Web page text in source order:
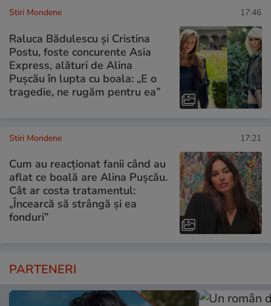
Stiri Mondene 17:46
Raluca Bădulescu și Cristina
Postu, foste concurente Asia
Express, alături de Alina
Pușcău în lupta cu boala: „E o
tragedie, ne rugăm pentru ea”
Stiri Mondene 17:21
Cum au reacționat fanii când au
aflat ce boală are Alina Pușcău.
Cât ar costa tratamentul:
„Încearcă să strângă și ea
fonduri”
PARTENERI